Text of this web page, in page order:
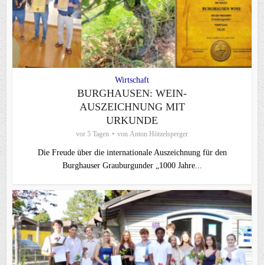
Wirtschaft
BURGHAUSEN: WEIN-
AUSZEICHNUNG MIT
URKUNDE
vor 5 Tagen von Anton Hötzelsperger
Die Freude über die internationale Auszeichnung für den
Burghauser Grauburgunder „1000 Jahre...